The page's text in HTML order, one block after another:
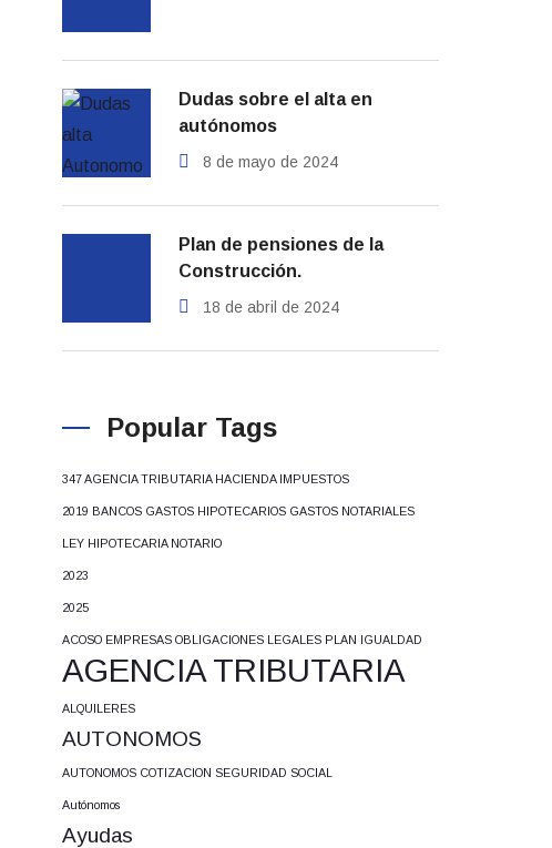
Dudas sobre el alta en
autónomos
8 de mayo de 2024
Plan de pensiones de la
Construcción.
18 de abril de 2024
Popular Tags
347 AGENCIA TRIBUTARIA HACIENDA IMPUESTOS
2019 BANCOS GASTOS HIPOTECARIOS GASTOS NOTARIALES
LEY HIPOTECARIA NOTARIO
2023
2025
ACOSO EMPRESAS OBLIGACIONES LEGALES PLAN IGUALDAD
AGENCIA TRIBUTARIA
ALQUILERES
AUTONOMOS
AUTONOMOS COTIZACION SEGURIDAD SOCIAL
Autónomos
Ayudas